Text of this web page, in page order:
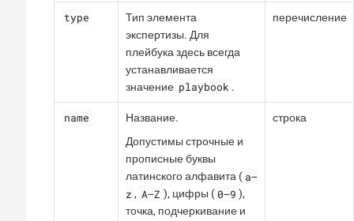
type
Тип элемента
экспертизы. Для
плейбука здесь всегда
устанавливается
значение playbook .
перечисление
name
Название.
Допустимы строчные и
прописные буквы
латинского алфавита ( a—​
z , A—​Z ), цифры ( 0—​9 ),
точка, подчеркивание и
строка